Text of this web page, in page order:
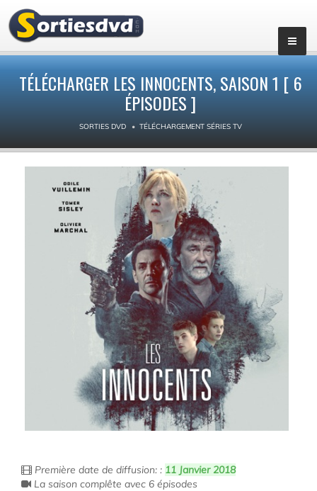
TÉLÉCHARGER LES INNOCENTS, SAISON 1 [ 6
ÉPISODES ]
SORTIES DVD TÉLÉCHARGEMENT SÉRIES TV
Première date de diffusion: : 11 Janvier 2018
La saison complête avec 6 épisodes